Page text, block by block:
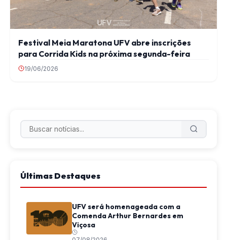
Festival Meia Maratona UFV abre inscrições
para Corrida Kids na próxima segunda-feira
19/06/2026
Últimas Destaques
UFV será homenageada com a
Comenda Arthur Bernardes em
Viçosa